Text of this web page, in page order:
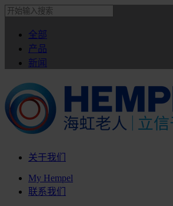
全部
产品
新闻
关于我们
My Hempel
联系我们